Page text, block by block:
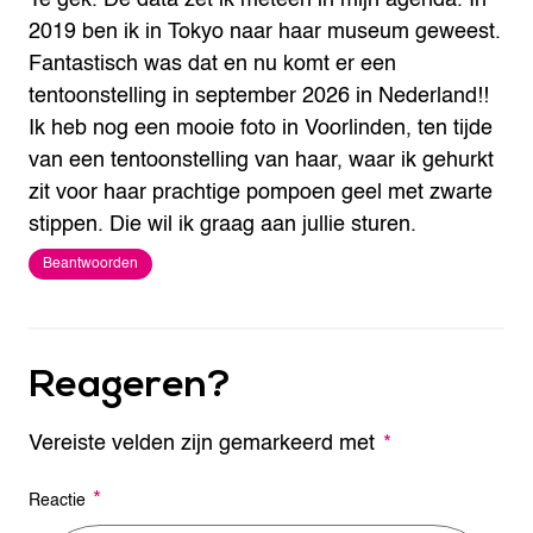
2019 ben ik in Tokyo naar haar museum geweest.
Fantastisch was dat en nu komt er een
tentoonstelling in september 2026 in Nederland!!
Ik heb nog een mooie foto in Voorlinden, ten tijde
van een tentoonstelling van haar, waar ik gehurkt
zit voor haar prachtige pompoen geel met zwarte
stippen. Die wil ik graag aan jullie sturen.
Beantwoorden
Reageren?
Vereiste velden zijn gemarkeerd met *
Reactie *
A
t
e